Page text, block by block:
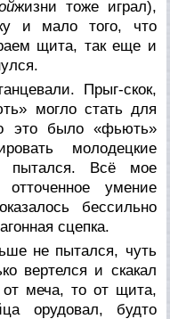
жизни тоже играл),
и мало того, что
щита, так еще и
Прыг-скок,
могло стать для
это было «фьють»
молодецкие
пытался. Всё мое
умение
бессильно
сцепка.
не пытался, чуть
вертелся и скакал
от меча, то от щита,
орудовал, будто